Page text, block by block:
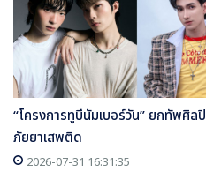
“โครงการทูบีนัมเบอร์วัน” ยกทัพศิล
ภัยยาเสพติด
2026-07-31 16:31:35